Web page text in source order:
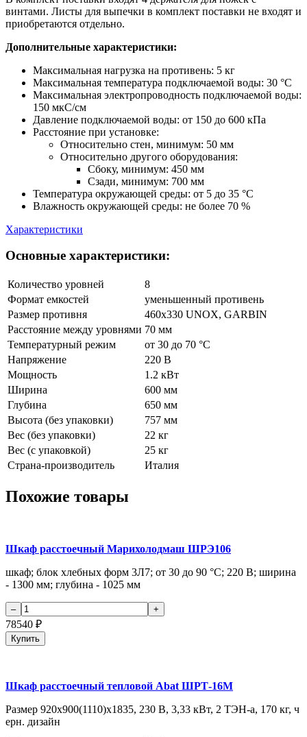
винтами. Листы для выпечки в комплект поставки не входят и
приобретаются отдельно.
Дополнительные характеристики:
Maксимальная нагрузка на противень: 5 кг
Максимальная температура подключаемой воды: 30 °C
Максимальная электропроводность подключаемой воды:
150 мкС/см
Давление подключаемой воды: от 150 до 600 кПа
Расстояние при установке:
Относительно стен, минимум: 50 мм
Относительно другого оборудования:
Сбоку, минимум: 450 мм
Сзади, минимум: 700 мм
Температура окружающей среды: от 5 до 35 °C
Влажность окружающей среды: не более 70 %
Характеристики
Основные характеристики:
Количество уровней
8
Формат емкостей
уменьшенный противень
Размер противня
460х330 UNOX, GARBIN
Расстояние между уровнями 70 мм
Температурный режим
от 30 до 70 °С
Напряжение
220 В
Мощность
1.2 кВт
Ширина
600 мм
Глубина
650 мм
Высота (без упаковки)
757 мм
Вес (без упаковки)
22 кг
Вес (с упаковкой)
25 кг
Страна-производитель
Италия
Похожие товары
Шкаф расстоечный Марихолодмаш ШРЭ106
шкаф; блок хлебных форм 3Л7; от 30 до 90 °С; 220 В; ширина
- 1300 мм; глубина - 1025 мм
78540 ₽
Купить
Шкаф расстоечный тепловой Abat ШРТ-16М
Размер 920x900(1110)x1835, 230 В, 3,33 кВт, 2 ТЭН-а, 170 кг, ч
ерн. дизайн